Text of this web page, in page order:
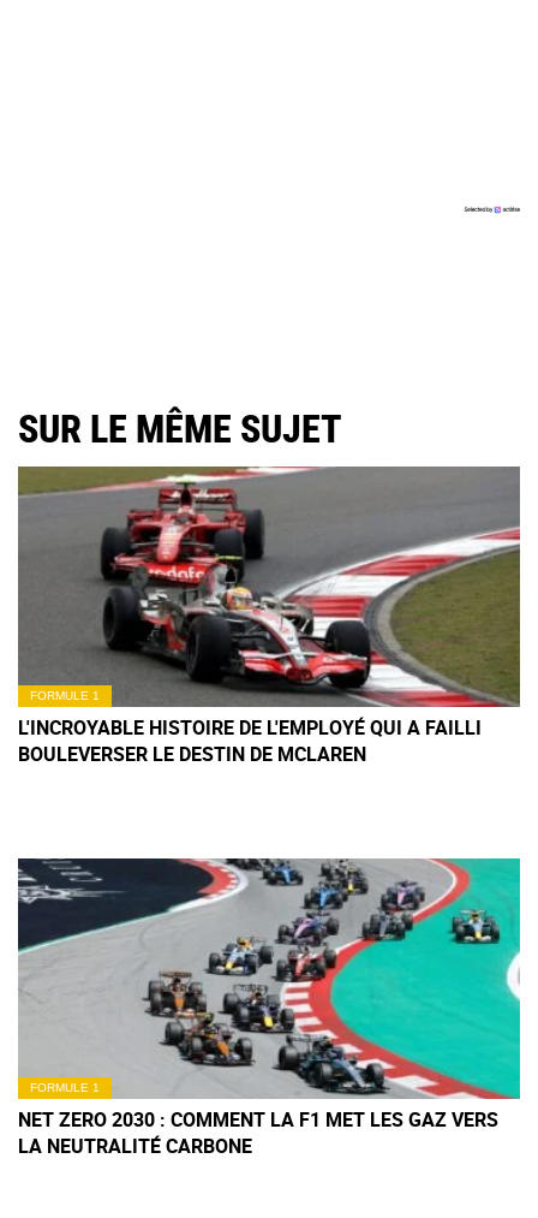
SUR LE MÊME SUJET
FORMULE 1
L'INCROYABLE HISTOIRE DE L'EMPLOYÉ QUI A FAILLI
BOULEVERSER LE DESTIN DE MCLAREN
FORMULE 1
NET ZERO 2030 : COMMENT LA F1 MET LES GAZ VERS
LA NEUTRALITÉ CARBONE